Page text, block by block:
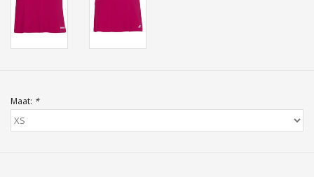
Maat: *